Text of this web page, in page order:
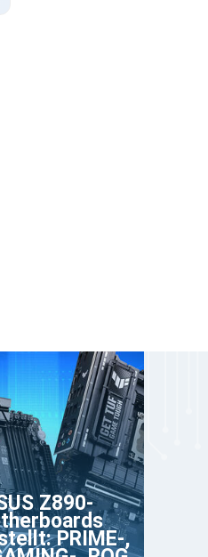
Z890-
PRIME-,